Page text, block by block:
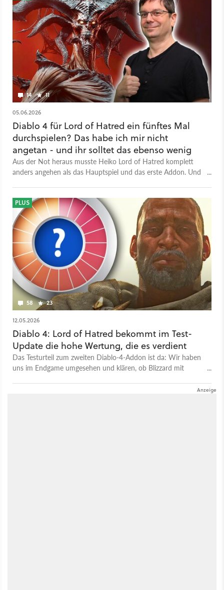
14 11
05.06.2026
Diablo 4 für Lord of Hatred ein fünftes Mal
durchspielen? Das habe ich mir nicht
angetan - und ihr solltet das ebenso wenig
Aus der Not heraus musste Heiko Lord of Hatred komplett
anders angehen als das Hauptspiel und das erste Addon. Und
58 23
PLUS
12.05.2026
Diablo 4: Lord of Hatred bekommt im Test-
Update die hohe Wertung, die es verdient
Das Testurteil zum zweiten Diablo-4-Addon ist da: Wir haben
uns im Endgame umgesehen und klären, ob Blizzard mit